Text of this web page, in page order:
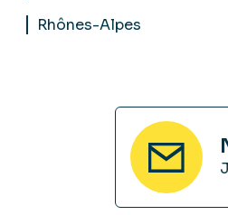
Rhônes-Alpes